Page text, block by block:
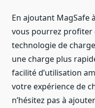
En ajoutant MagSafe
vous pourrez profiter
technologie de
une charge plus
facilité d’utilisation
votre expérience de
n’hésitez pas à